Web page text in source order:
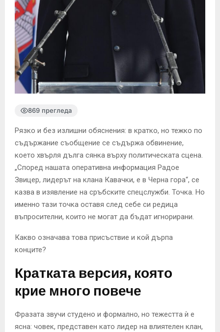
869 прегледа
Рязко и без излишни обяснения: в кратко, но тежко по
съдържание съобщение се съдържа обвинение,
което хвърля дълга сянка върху политическата сцена.
„Според нашата оперативна информация Радое
Звицер, лидерът на клана Кавачки, е в Черна гора“, се
казва в изявление на сръбските спецслужби. Точка. Но
именно тази точка оставя след себе си редица
въпросителни, които не могат да бъдат игнорирани.
Какво означава това присъствие и кой дърпа
конците?
Кратката версия, която
крие много повече
Фразата звучи студено и формално, но тежестта ѝ е
ясна: човек, представен като лидер на влиятелен клан,